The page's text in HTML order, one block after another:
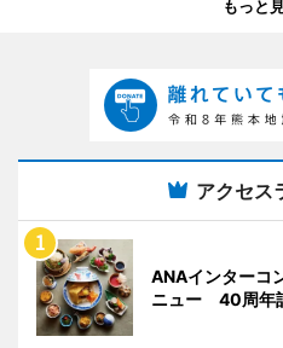
もっと
アクセス
ANAインターコ
ニュー 40周年